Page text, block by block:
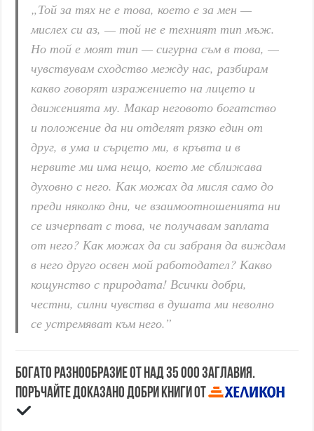
„Той за тях не е това, което е за мен —
мислех си аз, — той не е техният тип мъж.
Но той е моят тип — сигурна съм в това, —
чувствувам сходство между нас, разбирам
какво говорят изражението на лицето и
движенията му. Макар неговото богатство
и положение да ни отделят рязко един от
друг, в ума и сърцето ми, в кръвта и в
нервите ми има нещо, което ме сближава
духовно с него. Как можах да мисля само до
преди няколко дни, че взаимоотношенията ни
се изчерпват с това, че получавам заплата
от него? Как можах да си забраня да виждам
в него друго освен мой работодател? Какво
кощунство с природата! Всички добри,
честни, силни чувства в душата ми неволно
се устремяват към него.”
Богато разнообразие от над 35 000 заглавия.
Поръчайте доказано добри книги от